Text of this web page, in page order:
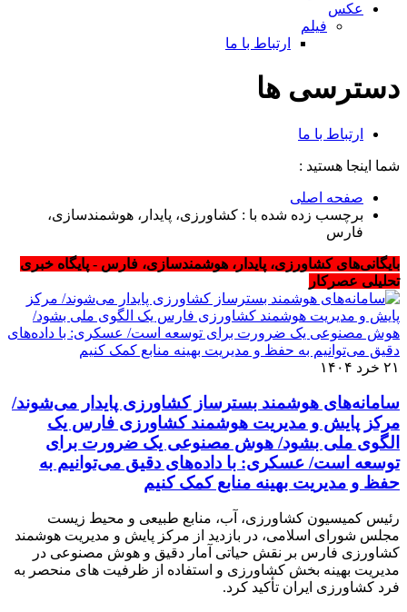
عکس
فیلم
ارتباط با ما
دسترسی ها
ارتباط با ما
شما اینجا هستید :
صفحه اصلی
برچسب زده شده با : کشاورزی، پایدار، هوشمندسازی،
فارس
بایگانی‌های کشاورزی، پایدار، هوشمندسازی، فارس - پایگاه خبری
تحلیلی عصرکار
۲۱ خرد ۱۴۰۴
سامانه‌های هوشمند بسترساز کشاورزی پایدار می‌شوند/
مرکز پایش و مدیریت هوشمند کشاورزی فارس یک
الگوی ملی بشود/ هوش مصنوعی یک ضرورت برای
توسعه است/ عسکری: با داده‌های دقیق می‌توانیم به
حفظ و مدیریت بهینه منابع کمک کنیم
رئیس کمیسیون کشاورزی، آب، منابع طبیعی و محیط زیست
مجلس شورای اسلامی، در بازدید از مرکز پایش و مدیریت هوشمند
کشاورزی فارس بر نقش حیاتی آمار دقیق و هوش مصنوعی در
مدیریت بهینه بخش کشاورزی و استفاده از ظرفیت های منحصر به
فرد کشاورزی ایران تأکید کرد.